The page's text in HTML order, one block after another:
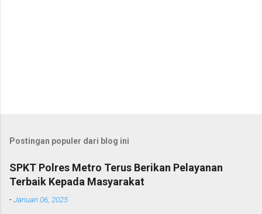
Postingan populer dari blog ini
SPKT Polres Metro Terus Berikan Pelayanan
Terbaik Kepada Masyarakat
-Januari 06, 2025